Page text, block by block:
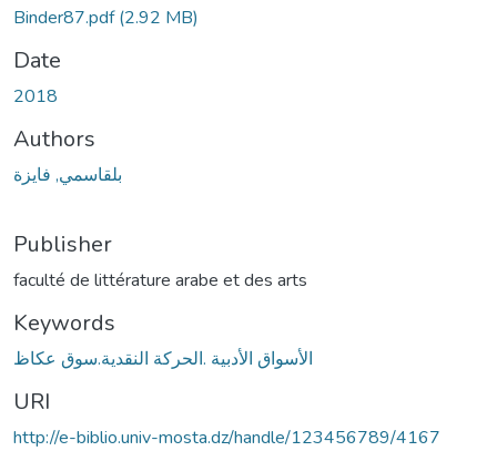
Binder87.pdf(2.92 MB)
Date
2018
Authors
بلقاسمي, فايزة
Publisher
faculté de littérature arabe et des arts
Keywords
الأسواق الأدبية .الحركة النقدية.سوق عكاظ
URI
http://e-biblio.univ-mosta.dz/handle/123456789/4167